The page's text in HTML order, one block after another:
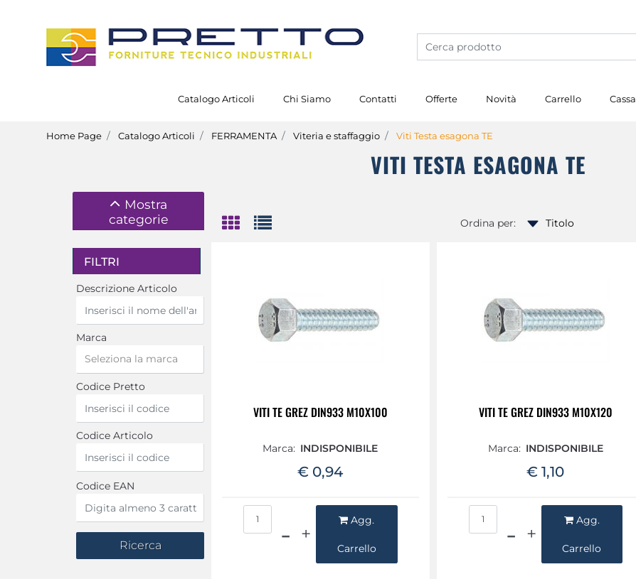
Catalogo Articoli Chi Siamo Contatti Offerte Novità Carrello Cassa
Home Page Catalogo Articoli FERRAMENTA Viteria e staffaggio Viti Testa esagona TE
VITI TESTA ESAGONA TE
Mostra
categorie
FILTRI
Descrizione Articolo
Marca
Codice Pretto
Codice Articolo
Codice EAN
Ordina per:
VITI TE GREZ DIN933 M10X100
Marca: INDISPONIBILE
€ 0,94
Agg.
Carrello
VITI TE GREZ DIN933 M10X120
Marca: INDISPONIBILE
€ 1,10
Agg.
Carrello